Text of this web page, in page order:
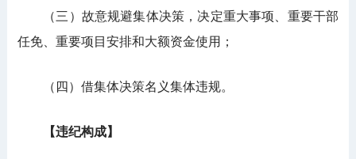
（三）故意规避集体决策，决定重大事项、重要干部
任免、重要项目安排和大额资金使用；
（四）借集体决策名义集体违规。
【违纪构成】